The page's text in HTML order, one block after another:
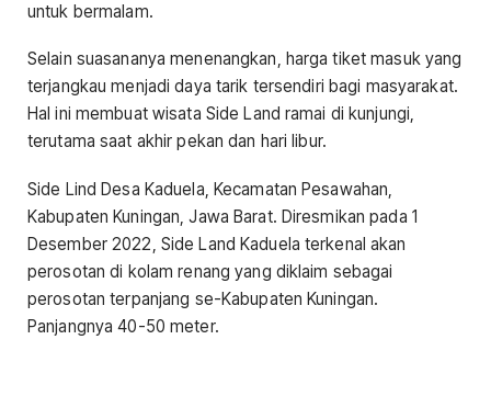
untuk bermalam.
Selain suasananya menenangkan, harga tiket masuk yang
terjangkau menjadi daya tarik tersendiri bagi masyarakat.
Hal ini membuat wisata Side Land ramai di kunjungi,
terutama saat akhir pekan dan hari libur.
Side Lind Desa Kaduela, Kecamatan Pesawahan,
Kabupaten Kuningan, Jawa Barat. Diresmikan pada 1
Desember 2022, Side Land Kaduela terkenal akan
perosotan di kolam renang yang diklaim sebagai
perosotan terpanjang se-Kabupaten Kuningan.
Panjangnya 40-50 meter.